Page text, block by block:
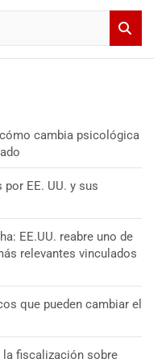
cambia psicológica
EE. UU. y sus
EE.UU. reabre uno de
relevantes vinculados
que pueden cambiar el
la fiscalización sobre